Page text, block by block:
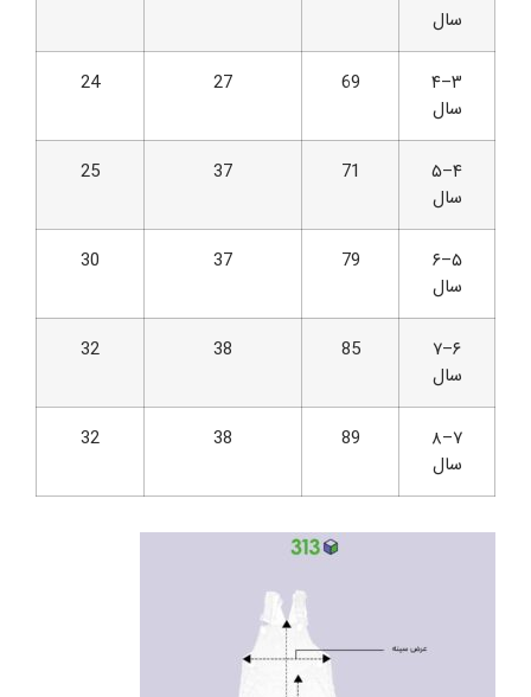
سال
۳–۴
سال
69
27
24
۴–۵
سال
71
37
25
۵–۶
سال
79
37
30
۶–۷
سال
85
38
32
۷–۸
سال
89
38
32